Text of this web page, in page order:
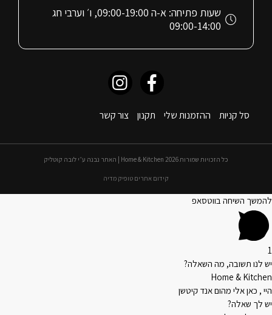
סל קניות ההזמנות שלי תקנון צור קשר
שעות פתיחה: א-ה 09:00-19:00, ו׳ וערבי חג
09:00-14:00
כל הזכויות שמורות 2026 Home & Kitchen | האתר נבנה ע״י לובה קוטליק
קידום אתרים טופיק מדיה
להמשך השיחה בווטסאפ
1
יש לנו תשובה, מה השאלה?
Home & Kitchen
היי , כאן אלי מהום אנד קיטשן
יש לך שאלה?